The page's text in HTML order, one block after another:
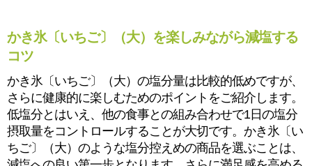
かき氷〔いちご〕（大）を楽しみながら減塩する
コツ
かき氷〔いちご〕（大）の塩分量は比較的低めですが、
さらに健康的に楽しむためのポイントをご紹介します。
低塩分とはいえ、他の食事との組み合わせで1日の塩分
摂取量をコントロールすることが大切です。かき氷〔い
ちご〕（大）のような塩分控えめの商品を選ぶことは、